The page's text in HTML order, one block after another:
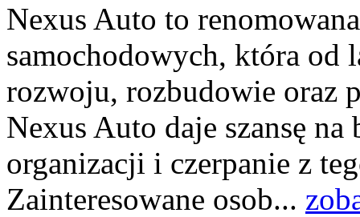
Nexus Auto to
samochodowych, która od
rozwoju, rozbudowie oraz
Nexus Auto daje szansę
organizacji i czerpanie z
Zainteresowane osob...